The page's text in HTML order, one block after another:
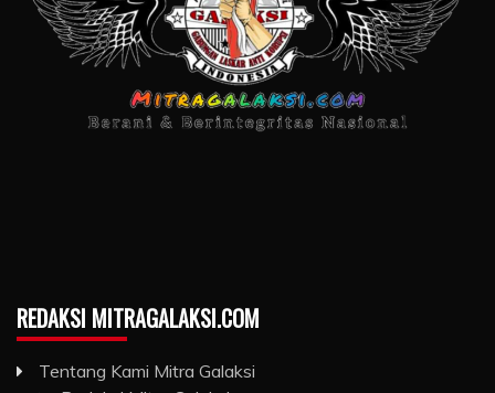
REDAKSI MITRAGALAKSI.COM
Tentang Kami Mitra Galaksi